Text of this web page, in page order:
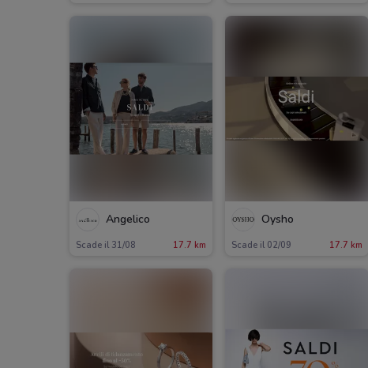
Angelico
Scade il 31/08 17.7 km
Oysho
Scade il 02/09 17.7 km